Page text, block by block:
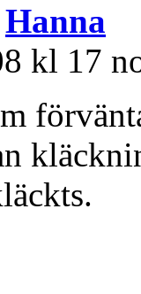
Hanna
kl 17